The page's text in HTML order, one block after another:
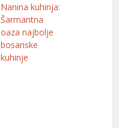
Nanina kuhinja:
Šarmantna
oaza najbolje
bosanske
kuhinje